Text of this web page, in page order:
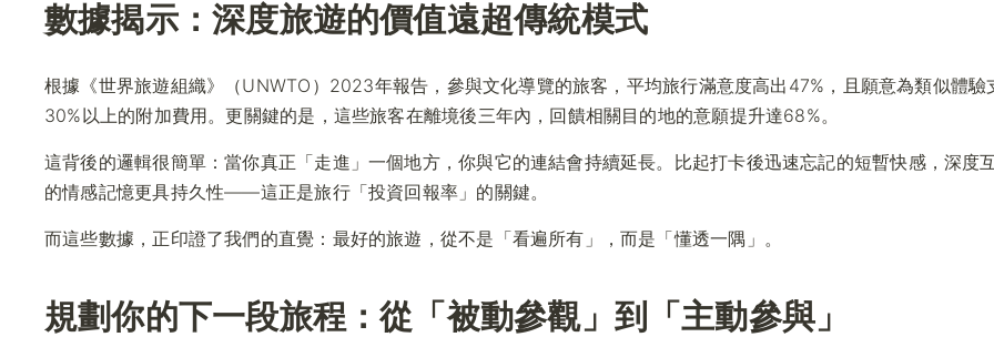
數據揭示：深度旅遊的價值遠超傳統模式
根據《世界旅遊組織》（UNWTO）2023年報告，參與文化導覽的旅客，平均旅行滿意度高出47%，且願意為類似體驗
30%以上的附加費用。更關鍵的是，這些旅客在離境後三年內，回饋相關目的地的意願提升達68%。
這背後的邏輯很簡單：當你真正「走進」一個地方，你與它的連結會持續延長。比起打卡後迅速忘記的短暫快感，深度
的情感記憶更具持久性——這正是旅行「投資回報率」的關鍵。
而這些數據，正印證了我們的直覺：最好的旅遊，從不是「看遍所有」，而是「懂透一隅」。
規劃你的下一段旅程：從「被動參觀」到「主動參與」